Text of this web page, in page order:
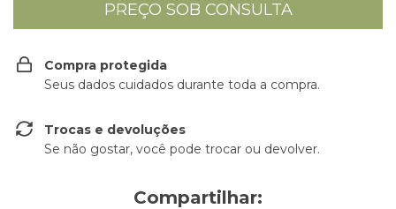
Compra protegida
Seus dados cuidados durante toda a compra.
Trocas e devoluções
Se não gostar, você pode trocar ou devolver.
Compartilhar: